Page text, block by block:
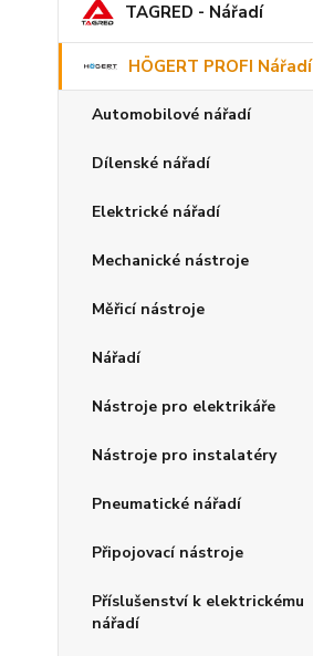
TAGRED - Nářadí
HÖGERT PROFI Nářadí
Automobilové nářadí
Dílenské nářadí
Elektrické nářadí
Mechanické nástroje
Měřicí nástroje
Nářadí
Nástroje pro elektrikáře
Nástroje pro instalatéry
Pneumatické nářadí
Připojovací nástroje
Příslušenství k elektrickému
nářadí